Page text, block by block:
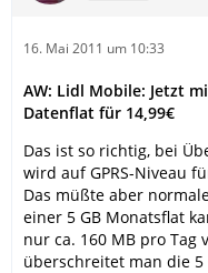
16. Mai 2011 um 10:33
AW: Lidl Mobile: Jetzt
Datenflat für 14,99€
Das ist so richtig, bei
wird auf GPRS-Niveau
Das müßte aber
einer 5 GB Monatsflat
nur ca. 160 MB pro Tag
überschreitet man die 5